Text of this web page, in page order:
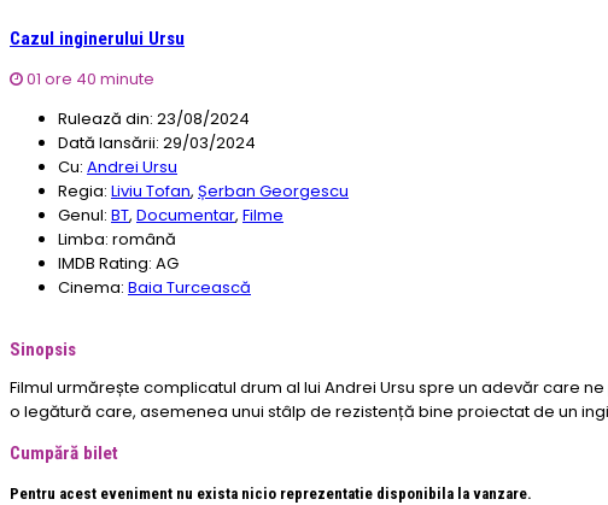
Cazul inginerului Ursu
01 ore 40 minute
Rulează din: 23/08/2024
Dată lansării: 29/03/2024
Cu: Andrei Ursu
Regia: Liviu Tofan, Șerban Georgescu
Genul: BT, Documentar, Filme
Limba: română
IMDB Rating: AG
Cinema: Baia Turcească
Sinopsis
Filmul urmărește complicatul drum al lui Andrei Ursu spre un adevăr care
o legătură care, asemenea unui stâlp de rezistență bine proiectat de un
Cumpără bilet
Pentru acest eveniment nu exista nicio reprezentatie disponibila la vanzare.